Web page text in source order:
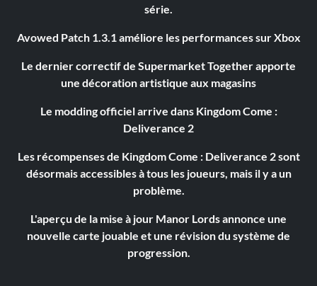
série.
Avowed Patch 1.3.1 améliore les performances sur Xbox
Le dernier correctif de Supermarket Together apporte
une décoration artistique aux magasins
Le modding officiel arrive dans Kingdom Come :
Deliverance 2
Les récompenses de Kingdom Come : Deliverance 2 sont
désormais accessibles à tous les joueurs, mais il y a un
problème.
L'aperçu de la mise à jour Manor Lords annonce une
nouvelle carte jouable et une révision du système de
progression.